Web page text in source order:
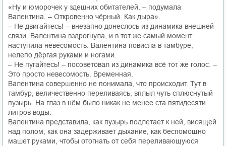
«Ну и юморочек у здешних обитателей, – подумала
Валентина. – Откровенно чёрный. Как дыра».
– Не двигайтесь! – внезапно донеслось из динамика внешней
связи. Валентина вздрогнула, и в тот же самый момент
наступила невесомость. Валентина повисла в тамбуре,
нелепо дёргая руками и ногами.
– Не пугайтесь! – посоветовал из динамика всё тот же голос. –
Это просто невесомость. Временная.
Валентина совершенно не понимала, что происходит. Тут в
тамбур, величественно переливаясь, вплыл чуть сплюснутый
пузырь. На глаз в нём было никак не менее ста пятидесяти
литров воды.
Валентина представила, как пузырь подлетает к ней, висящей
над полом, как она задерживает дыхание, как беспомощно
машет руками, чтобы отогнать от себя переливающуюся